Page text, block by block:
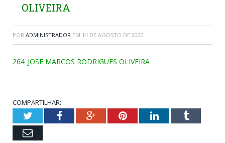
OLIVEIRA
POR ADMINISTRADOR EM 14 DE AGOSTO DE 2020
264_JOSE MARCOS RODRIGUES OLIVEIRA
COMPARTILHAR:
TwitterFacebookGoogle+PinterestLinkedInTumblr
Email